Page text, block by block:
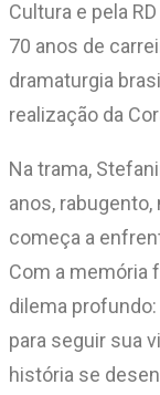
Cultura e pela
70 anos de
dramaturgia
realização da
Na trama,
anos,
começa a
Com a memória
dilema
para seguir sua
história se